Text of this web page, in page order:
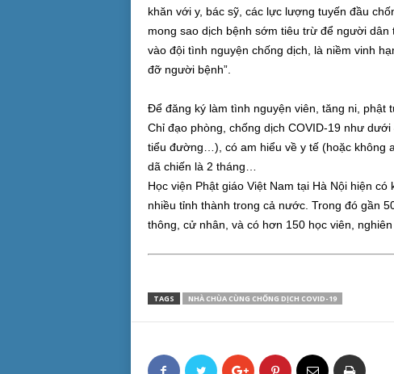
khăn với y, bác sỹ, các lực lượng tuyến đầu
mong sao dịch bệnh sớm tiêu trừ để người
vào đội tình nguyện chống dịch, là niềm vinh
đỡ người bệnh”.
Để đăng ký làm tình nguyện viên, tăng ni, phật
Chỉ đạo phòng, chống dịch COVID-19 như
tiểu đường…), có am hiểu về y tế (hoặc không
dã chiến là 2 tháng…
Học viện Phật giáo Việt Nam tại Hà Nội hiện
nhiều tỉnh thành trong cả nước. Trong đó gần
thông, cử nhân, và có hơn 150 học viên,
TAGS NHÀ CHÙA CÙNG CHỐNG DỊCH COVID-19